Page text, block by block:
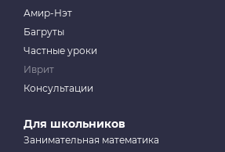
Амир-Нэт
Багруты
Частные уроки
Иврит
Консультации
Для школьников
Занимательная математика